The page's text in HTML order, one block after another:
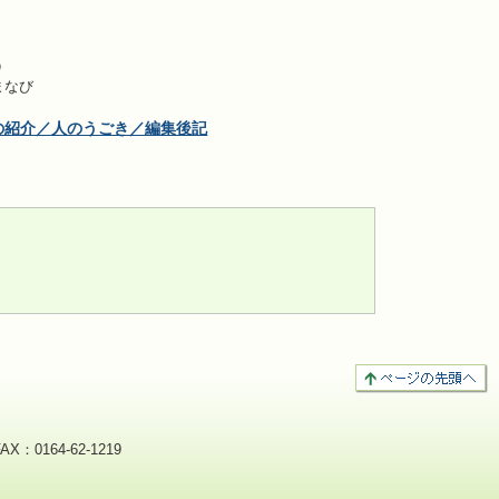
なび
介／人のうごき／編集後記
：0164-62-1219